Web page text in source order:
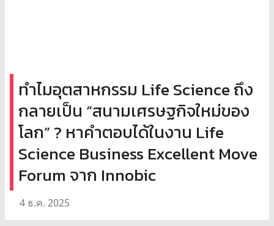
ทำไมอุตสาหกรรม Life Science ถึง
กลายเป็น “สนามเศรษฐกิจใหม่ของ
โลก” ? หาคำตอบได้ในงาน Life
Science Business Excellent Move
Forum จาก Innobic
4 ธ.ค. 2025